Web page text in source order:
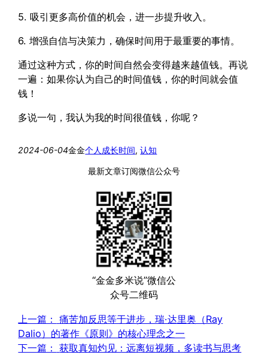
5. 吸引更多高价值的机会，进一步提升收入。
6. 增强自信与决策力，确保时间用于最重要的事情。
通过这种方式，你的时间自然会变得越来越值钱。再说
一遍：如果你认为自己的时间值钱，你的时间就会值
钱！
多说一句，我认为我的时间很值钱，你呢？
2024-06-04金金个人成长时间, 认知
最新文章订阅微信公众号
“金金多米说”微信公
众号二维码
上一篇：
痛苦加反思等于进步，瑞·达里奥（Ray
Dalio）的著作《原则》的核心理念之一
下一篇：
获取真知灼见：远离短视频，多读书与思考